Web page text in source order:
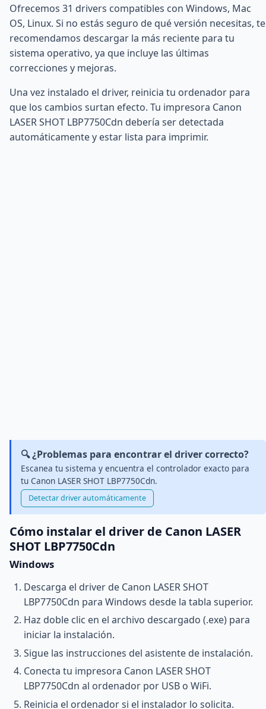
Ofrecemos 31 drivers compatibles con Windows, Mac
OS, Linux. Si no estás seguro de qué versión necesitas, te
recomendamos descargar la más reciente para tu
sistema operativo, ya que incluye las últimas
correcciones y mejoras.
Una vez instalado el driver, reinicia tu ordenador para
que los cambios surtan efecto. Tu impresora Canon
LASER SHOT LBP7750Cdn debería ser detectada
automáticamente y estar lista para imprimir.
🔍 ¿Problemas para encontrar el driver correcto?
Escanea tu sistema y encuentra el controlador exacto para
tu Canon LASER SHOT LBP7750Cdn.
Detectar driver automáticamente
Cómo instalar el driver de Canon LASER
SHOT LBP7750Cdn
Windows
Descarga el driver de Canon LASER SHOT
LBP7750Cdn para Windows desde la tabla superior.
Haz doble clic en el archivo descargado (.exe) para
iniciar la instalación.
Sigue las instrucciones del asistente de instalación.
Conecta tu impresora Canon LASER SHOT
LBP7750Cdn al ordenador por USB o WiFi.
Reinicia el ordenador si el instalador lo solicita.